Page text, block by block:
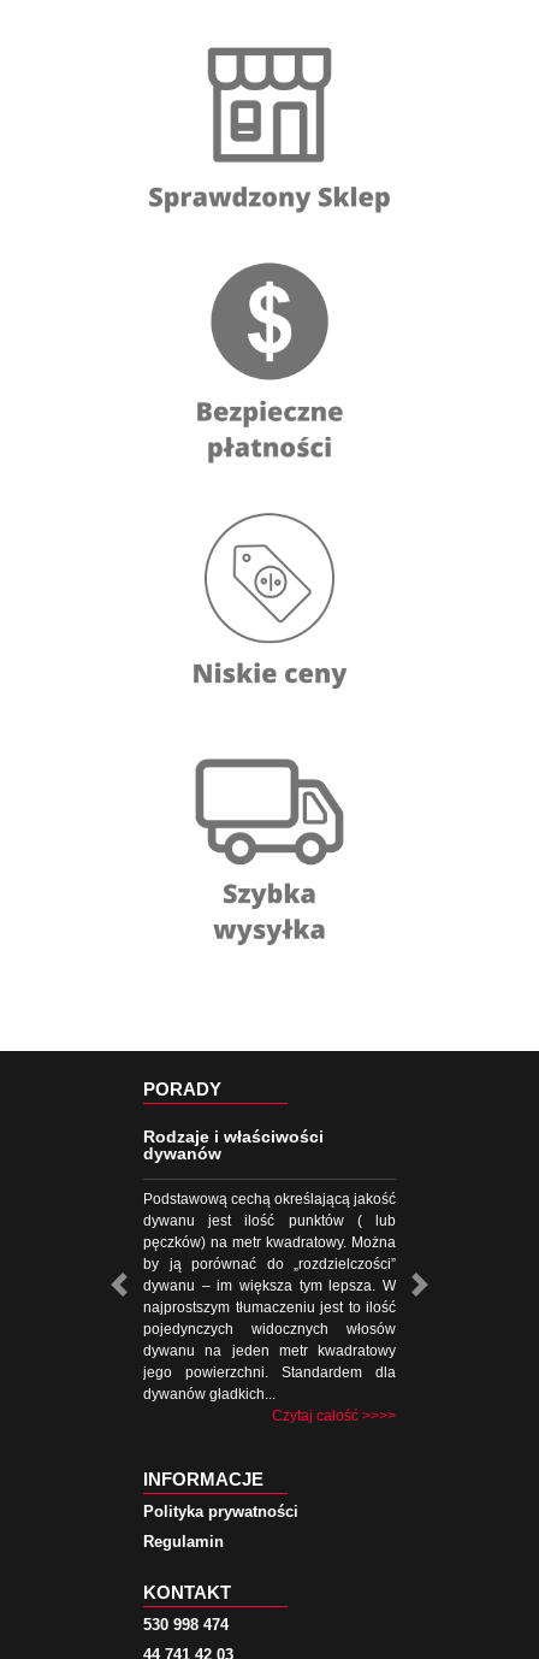
PORADY
Rodzaje i właściwości
dywanów
Podstawową cechą określającą jakość
dywanu jest ilość punktów ( lub
pęczków) na metr kwadratowy. Można
by ją porównać do „rozdzielczości”
dywanu – im większa tym lepsza. W
najprostszym tłumaczeniu jest to ilość
pojedynczych widocznych włosów
dywanu na jeden metr kwadratowy
jego powierzchni. Standardem dla
dywanów gładkich...
Czytaj całość >>>>
INFORMACJE
Polityka prywatności
Regulamin
KONTAKT
530 998 474
44 741 42 03